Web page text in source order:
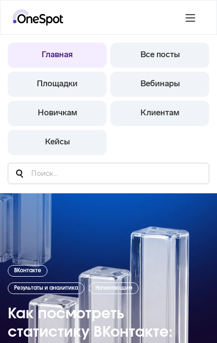
Главная Все посты
Площадки Вебинары
Новичкам Клиентам
Кейсы
ВКонтакте
Результаты и аналитика Начинающим
Как посмотреть
статистику ВКонтакте: